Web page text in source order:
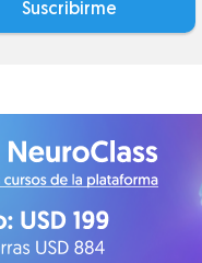
Suscribirme